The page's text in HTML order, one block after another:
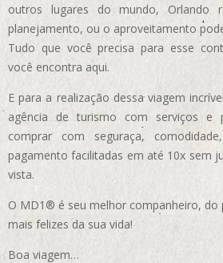
outros lugares do mundo, Orlando
planejamento, ou o aproveitamento
Tudo que você precisa para esse
você encontra aqui.
E para a realização dessa viagem
agência de turismo com serviços e
comprar com seguraça,
pagamento facilitadas em até 10x sem
vista.
O MD1® é seu melhor companheiro, do
mais felizes da sua vida!
Boa viagem…